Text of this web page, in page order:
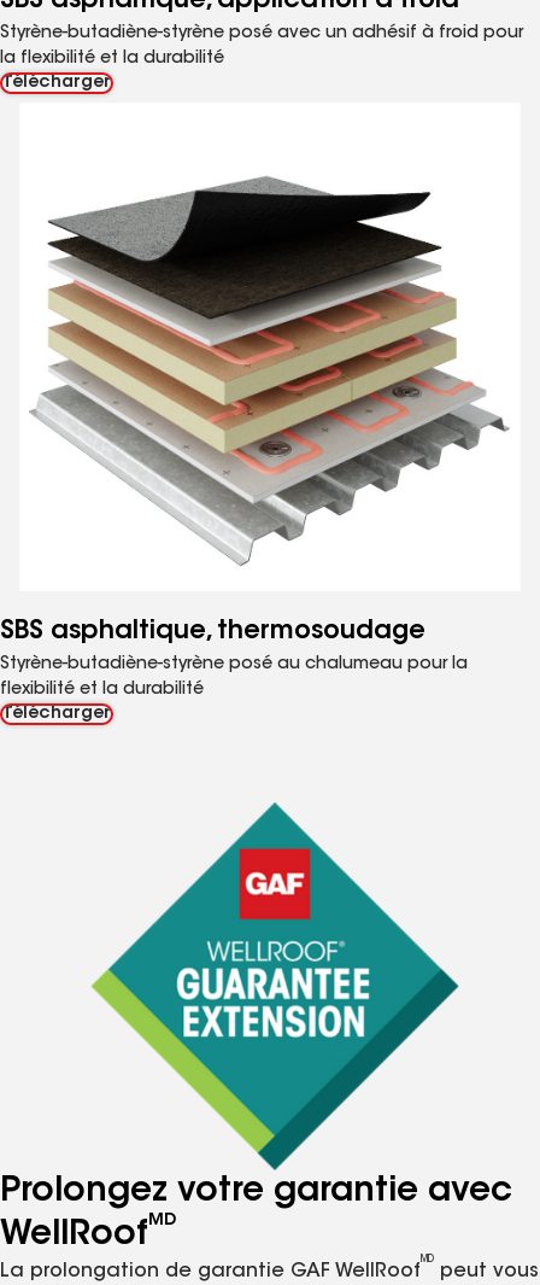
Styrène-butadiène-styrène posé avec un adhésif à froid pour
la flexibilité et la durabilité
Télécharger
SBS asphaltique, thermosoudage
Styrène-butadiène-styrène posé au chalumeau pour la
flexibilité et la durabilité
Télécharger
Prolongez votre garantie avec
WellRoofMD
La prolongation de garantie GAF WellRoof
MD
peut vous